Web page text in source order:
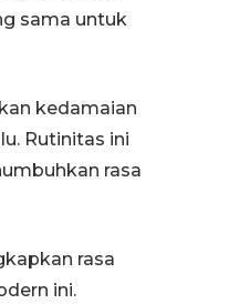
sama untuk
kedamaian
Rutinitas ini
rasa
rasa
ini.